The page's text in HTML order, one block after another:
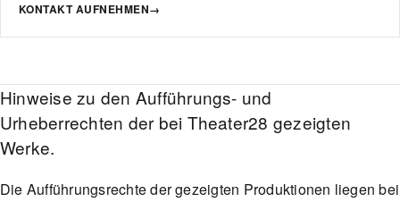
KONTAKT AUFNEHMEN→
Hinweise zu den Aufführungs- und
Urheberrechten der bei Theater28 gezeigten
Werke.
Die Aufführungsrechte der gezeigten Produktionen liegen bei